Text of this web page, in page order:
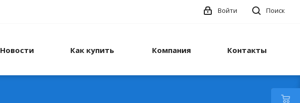
Поиск
Войти
Новости Как купить Компания Контакты